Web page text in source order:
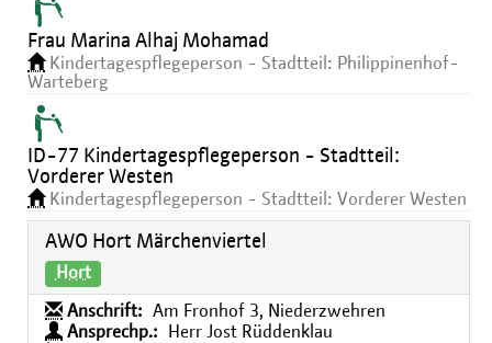
Frau Marina Alhaj Mohamad
Kindertagespflegeperson - Stadtteil: Philippinenhof-
Warteberg
ID-77 Kindertagespflegeperson - Stadtteil:
Vorderer Westen
Kindertagespflegeperson - Stadtteil: Vorderer Westen
AWO Hort Märchenviertel
Hort
Anschrift:
Am Fronhof 3, Niederzwehren
Ansprechp.:
Herr Jost Rüddenklau